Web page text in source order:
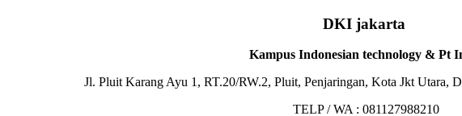
DKI jakarta
Kampus Indonesian technology & Pt
Jl. Pluit Karang Ayu 1, RT.20/RW.2, Pluit, Penjaringan, Kota Jkt Utara,
TELP / WA : 081127988210